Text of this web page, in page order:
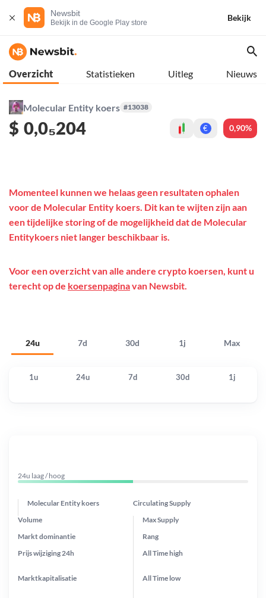
Newsbit
Bekijk in de Google Play store
Bekijk
Overzicht Statistieken Uitleg Nieuws
Molecular Entity koers #13038
$ 0,0₅204 € 0,90%
24u 7d 30d 1j Max
Momenteel kunnen we helaas geen resultaten ophalen
voor de Molecular Entity koers. Dit kan te wijten zijn aan
een tijdelijke storing of de mogelijkheid dat de Molecular
Entitykoers niet langer beschikbaar is.
Voor een overzicht van alle andere crypto koersen, kunt u
terecht op de koersenpaginavan Newsbit.
1u 24u 7d 30d 1j
24u laag / hoog
Molecular Entity koers Circulating Supply
Prijs wijziging 24h
Max Supply
Markt dominantie
Marktkapitalisatie
Volume
Rang
All Timehigh
All Time low